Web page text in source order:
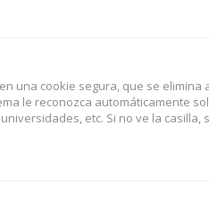
una cookie segura, que se elimina
le reconozca automáticamente
etc. Si no ve la